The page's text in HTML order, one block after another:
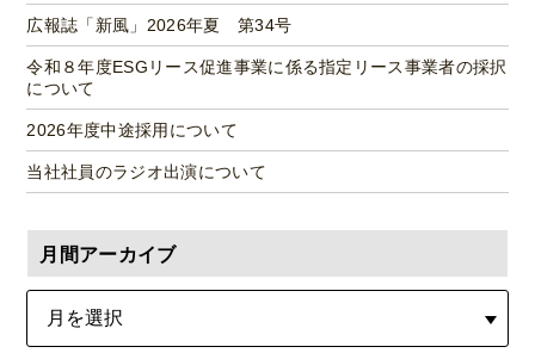
広報誌「新風」2026年夏 第34号
令和８年度ESGリース促進事業に係る指定リース事業者の採択
について
2026年度中途採用について
当社社員のラジオ出演について
月間アーカイブ